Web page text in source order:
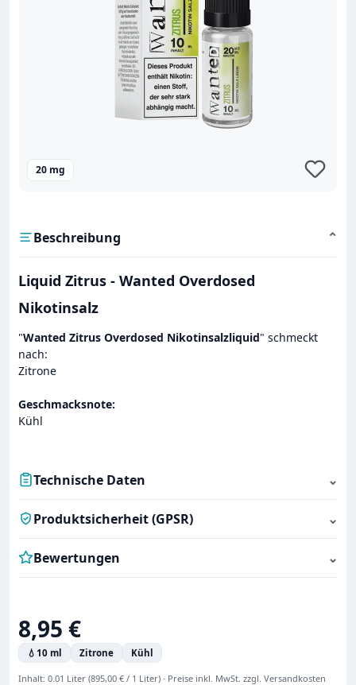
20 mg
Beschreibung ⌄
Liquid Zitrus - Wanted Overdosed
Nikotinsalz
"Wanted Zitrus Overdosed Nikotinsalzliquid" schmeckt
nach:
Zitrone
Geschmacksnote:
Kühl
Technische Daten ⌄
Produktsicherheit (GPSR) ⌄
Bewertungen ⌄
Regulärer Preis:
8,95 €
💧 10 ml Zitrone Kühl
Inhalt: 0.01 Liter (895,00 € / 1 Liter) · Preise inkl. MwSt. zzgl. Versandkosten